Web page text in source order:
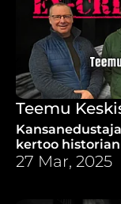
Teemu
kertoo
Aabelin
27 Mar, 2025